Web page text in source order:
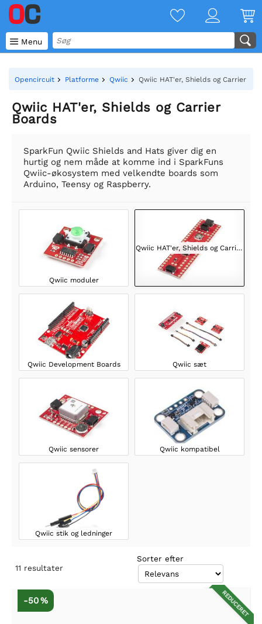
 Menu
Opencircuit Platforme Qwiic Qwiic HAT'er, Shields og Carrier
Qwiic HAT'er, Shields og Carrier
Boards
SparkFun Qwiic Shields and Hats giver dig en
hurtig og nem måde at komme ind i SparkFuns
Qwiic-økosystem med velkendte boards som
Arduino, Teensy og Raspberry.
Qwiic moduler
Qwiic HAT'er, Shields og Carrier Boards
Qwiic Development Boards Qwiic sæt
Qwiic sensorer Qwiic kompatibel
Qwiic stik og ledninger
11 resultater
Sorter efter
REDUCERET
-50 %